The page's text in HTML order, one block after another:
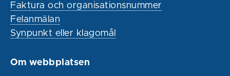
Faktura och organisationsnummer
Felanmälan
Synpunkt eller klagomål
Om webbplatsen